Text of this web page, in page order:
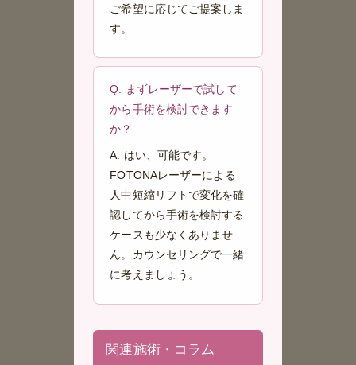
ご希望に応じてご提案しま
す。
Q. まずレーザーで試して
から手術を検討できます
か？
A. はい、可能です。
FOTONAレーザーによる
人中短縮リフトで変化を確
認してから手術を検討する
ケースも少なくありませ
ん。カウンセリングで一緒
に考えましょう。
関連施術・コラム